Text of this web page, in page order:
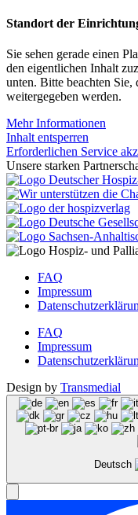
Standort der
Sie sehen gerade einen
den eigentlichen Inhalt
unten. Bitte beachten Sie,
weitergegeben werden.
Mehr Informationen
Inhalt entsperren
Erforderlichen Service
Unsere starken
FAQ
Impressum
FAQ
Impressum
Design by Transmedial
Deutsch